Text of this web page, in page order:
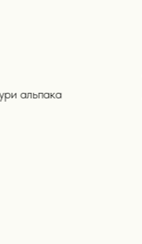
альпака